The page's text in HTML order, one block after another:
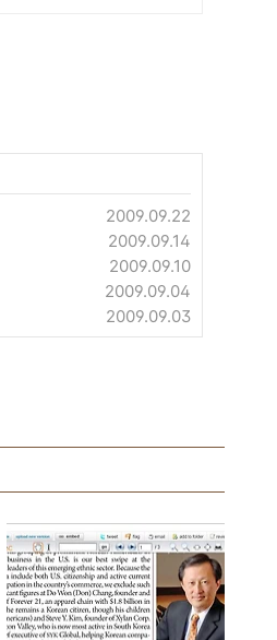
2009.09.22
2009.09.14
2009.09.10
2009.09.04
2009.09.03